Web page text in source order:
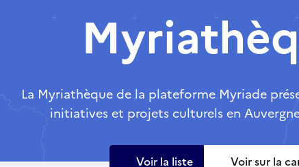
La Myriathèque de la plateforme Myriade
initiatives et projets culturels en
Voir la liste Voir sur la